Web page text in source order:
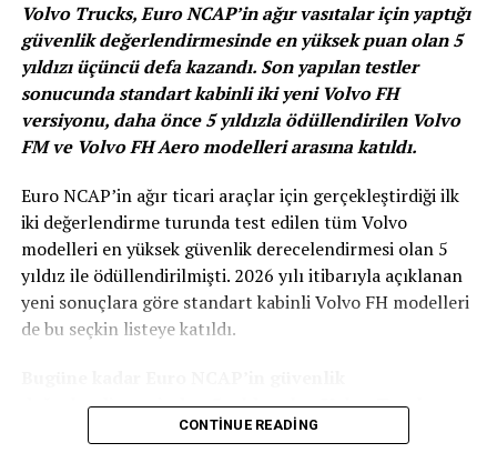
Volvo Trucks, Euro NCAP’in ağır vasıtalar için yaptığı
güvenlik değerlendirmesinde en yüksek puan olan 5
yıldızı üçüncü defa kazandı. Son yapılan testler
sonucunda standart kabinli iki yeni Volvo FH
versiyonu, daha önce 5 yıldızla ödüllendirilen Volvo
FM ve Volvo FH Aero modelleri arasına katıldı.
Euro NCAP’in ağır ticari araçlar için gerçekleştirdiği ilk
iki değerlendirme turunda test edilen tüm Volvo
modelleri en yüksek güvenlik derecelendirmesi olan 5
yıldız ile ödüllendirilmişti. 2026 yılı itibarıyla açıklanan
yeni sonuçlara göre standart kabinli Volvo FH modelleri
de bu seçkin listeye katıldı.
değerlendirmesinden 5 yıldız alan Volvo Trucks
CONTINUE READING